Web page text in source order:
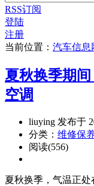
RSS订阅
登陆
注册
当前位置： 汽车信息
夏秋换季期
空调
liuying 发布于
分类： 维修保
阅读(556)
夏秋换季，气温正